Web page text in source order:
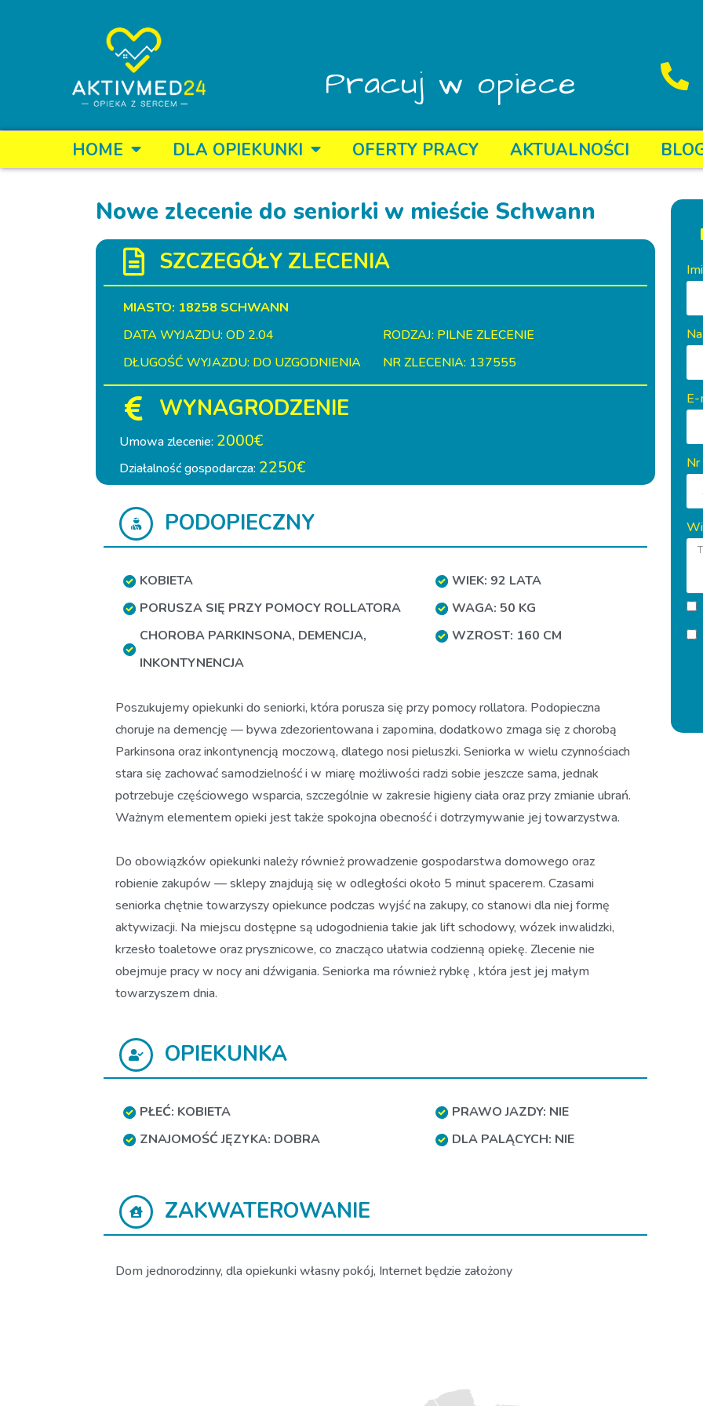
Pracuj w opiece
HOME DLA OPIEKUNKI OFERTY PRACY AKTUALNOŚCI
Nowe zlecenie do seniorki w mieście Schwann
SZCZEGÓŁY ZLECENIA
MIASTO: 18258 SCHWANN
DATA WYJAZDU: OD 2.04
RODZAJ: PILNE ZLECENIE
DŁUGOŚĆ WYJAZDU: DO UZGODNIENIA
NR ZLECENIA: 137555
WYNAGRODZENIE
Umowa zlecenie: 2000€
Działalność gospodarcza: 2250€
PODOPIECZNY
KOBIETA
PORUSZA SIĘ PRZY POMOCY ROLLATORA
CHOROBA PARKINSONA, DEMENCJA,
INKONTYNENCJA
WIEK: 92 LATA
WAGA: 50 KG
WZROST: 160 CM
Poszukujemy opiekunki do seniorki, która porusza się przy pomocy rollatora. Podopieczna
choruje na demencję — bywa zdezorientowana i zapomina, dodatkowo zmaga się z chorobą
Parkinsona oraz inkontynencją moczową, dlatego nosi pieluszki. Seniorka w wielu czynnościach
stara się zachować samodzielność i w miarę możliwości radzi sobie jeszcze sama, jednak
potrzebuje częściowego wsparcia, szczególnie w zakresie higieny ciała oraz przy zmianie ubrań.
Ważnym elementem opieki jest także spokojna obecność i dotrzymywanie jej towarzystwa.
Do obowiązków opiekunki należy również prowadzenie gospodarstwa domowego oraz
robienie zakupów — sklepy znajdują się w odległości około 5 minut spacerem. Czasami
seniorka chętnie towarzyszy opiekunce podczas wyjść na zakupy, co stanowi dla niej formę
aktywizacji. Na miejscu dostępne są udogodnienia takie jak lift schodowy, wózek inwalidzki,
krzesło toaletowe oraz prysznicowe, co znacząco ułatwia codzienną opiekę. Zlecenie nie
obejmuje pracy w nocy ani dźwigania. Seniorka ma również rybkę , która jest jej małym
towarzyszem dnia.
OPIEKUNKA
PŁEĆ: KOBIETA
ZNAJOMOŚĆ JĘZYKA: DOBRA
PRAWO JAZDY: NIE
DLA PALĄCYCH: NIE
ZAKWATEROWANIE
Dom jednorodzinny, dla opiekunki własny pokój, Internet będzie założony